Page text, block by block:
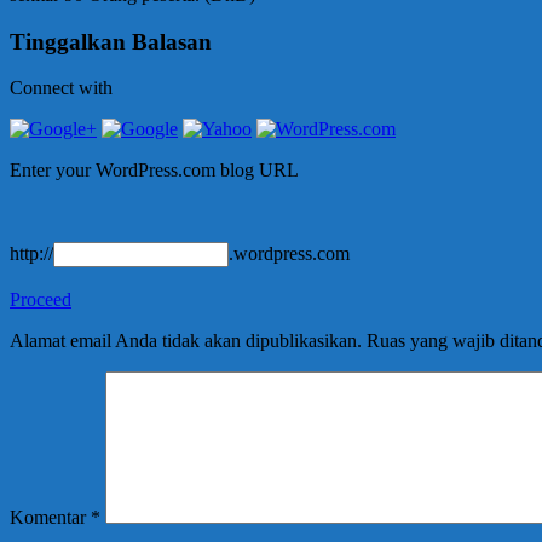
Tinggalkan Balasan
Connect with
Enter your WordPress.com blog URL
http:// .wordpress.com
Proceed
Alamat email Anda tidak akan dipublikasikan. Ruas yang wajib
Komentar *